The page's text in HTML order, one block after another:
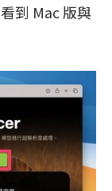
到 Mac 版與